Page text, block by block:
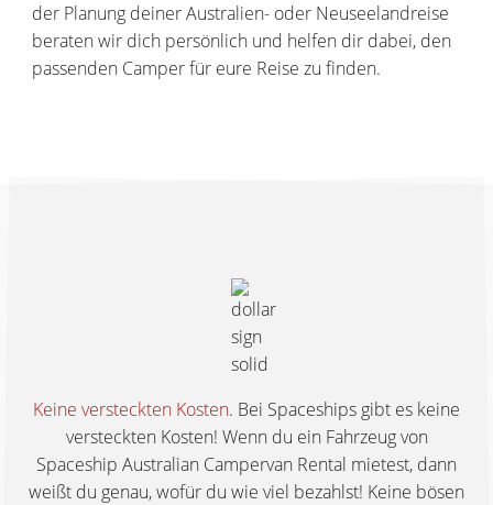
der Planung deiner Australien- oder Neuseelandreise
beraten wir dich persönlich und helfen dir dabei, den
passenden Camper für eure Reise zu finden.
Keine versteckten Kosten. Bei Spaceships gibt es keine
versteckten Kosten! Wenn du ein Fahrzeug von
Spaceship Australian Campervan Rental mietest, dann
weißt du genau, wofür du wie viel bezahlst! Keine bösen